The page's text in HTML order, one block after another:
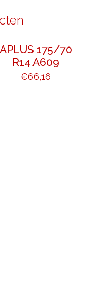
APLUS 175/70
R14 A609
€66,16